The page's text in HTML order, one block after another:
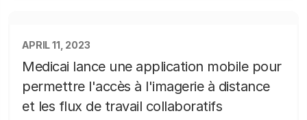
APRIL 11, 2023
Medicai lance une application mobile pour
permettre l'accès à l'imagerie à distance
et les flux de travail collaboratifs